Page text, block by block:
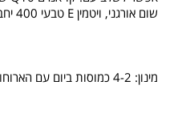
שום אורגני, ויטמין E טבעי 400 יחב"ל.
מינון: 4-2 כמוסות ביום עם הארוחות.